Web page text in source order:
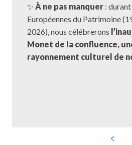
✨ À ne pas manquer :
Européennes du Patrimoine
2026), nous célébrerons
Monet de la confluence,
rayonnement culturel de